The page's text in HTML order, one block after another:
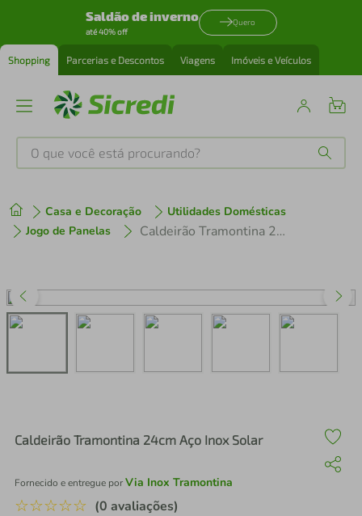
Saldão de inverno
até 40% off
Quero
Shopping Parcerias e Descontos Viagens Imóveis e Veículos
O que você está procurando?
Casa e Decoração
Utilidades Domésticas
Jogo de Panelas
Caldeirão Tramontina 24cm Aço Inox Solar
Caldeirão Tramontina 24cm Aço Inox Solar
Fornecido e entregue porVia Inox Tramontina
☆☆☆☆☆ (0 avaliações)
1º tenis
3º perfume